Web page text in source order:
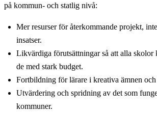
på kommun- och statlig nivå:
Mer resurser för återkommande projekt,
insatser.
Likvärdiga förutsättningar så att alla skolor
de med stark budget.
Fortbildning för lärare i kreativa ämnen och
Utvärdering och spridning av det som
kommuner.